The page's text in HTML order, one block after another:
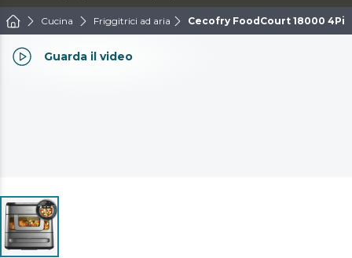
Cucina Friggitrici ad aria Cecofry FoodCourt 18000
Guarda il video